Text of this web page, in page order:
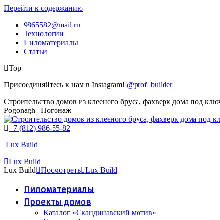
Перейти к содержанию
9865582@mail.ru
Технологии
Пиломатериалы
Статьи
Top
Присоединяйтесь к нам в Instagram! @prof_builder
Строительство домов из клееного бруса, фахверк дома под
Pogonagh | Погонаж
+7 (812) 986-55-82
Lux Build
Lux Build
Lux Build
Посмотреть Lux Build
Пиломатериалы
Проекты домов
Каталог «Скандинавский мотив»